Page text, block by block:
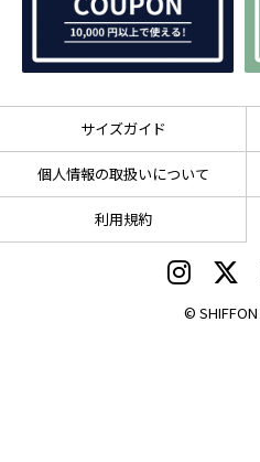
サイズガイド
個人情報の取扱いについて
利用規約
© SHIFFON